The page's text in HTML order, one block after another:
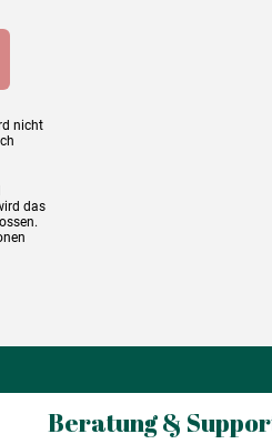
nicht
das
Beratung &